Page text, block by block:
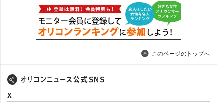
このページのトップへ
X